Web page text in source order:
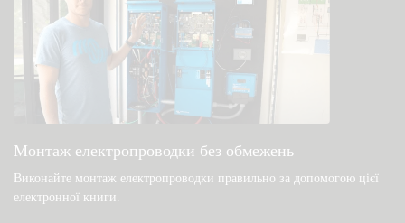
Перевірте базу знань спільноти
Загальні файли для завантаження та
документація
Монтаж електропроводки без обмежень
Виконайте монтаж електропроводки правильно за допомогою цієї
електронної книги.